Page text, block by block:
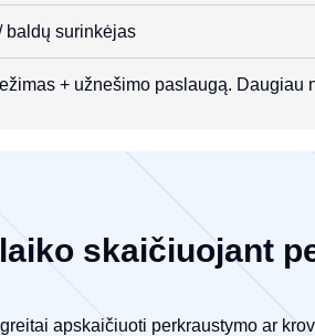
baldų surinkėjas
+ užnešimo paslaugą. Daugiau
skaičiuojant
apskaičiuoti perkraustymo ar